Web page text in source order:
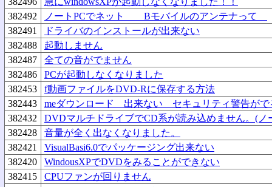
382492
ノートPCでネット Bモバイルのアンテナって
382491
ドライバのインストールが出来ない
382488
起動しません
382487
全ての音がでません
382486
PCが起動しなくなりました
382453
f動画ファイルをDVD-Rに保存する方法
382443
meダウンロード 出来ない セキュリティ警告がで
382432
DVDマルチドライブでCD系が読み込めません。(ノ
382428
音量が全く出なくなりました。
382421
VisualBasi6.0でパッケージング出来ない
382420
WindousXPでDVDをみることができない
382415
CPUファンが回りません